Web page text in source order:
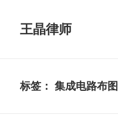
王晶律师
标签：集成电路布